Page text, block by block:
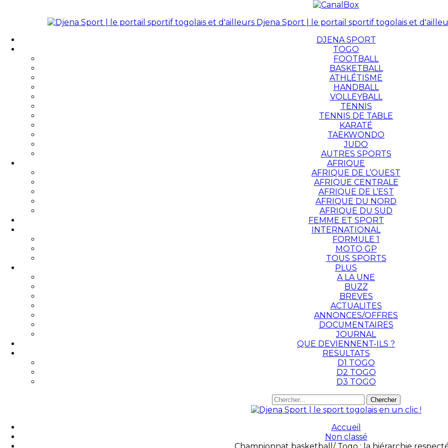
Djena Sport | le portail sportif togolais et
DJENA SPORT
TOGO
FOOTBALL
BASKETBALL
ATHLÉTISME
HANDBALL
VOLLEYBALL
TENNIS
TENNIS DE TABLE
KARATÉ
TAEKWONDO
JUDO
AUTRES SPORTS
AFRIQUE
AFRIQUE DE L’OUEST
AFRIQUE CENTRALE
AFRIQUE DE L’EST
AFRIQUE DU NORD
AFRIQUE DU SUD
FEMME ET SPORT
INTERNATIONAL
FORMULE 1
MOTO GP
TOUS SPORTS
PLUS
A LA UNE
BUZZ
BREVES
ACTUALITES
ANNONCES/OFFRES
DOCUMENTAIRES
JOURNAL
QUE DEVIENNENT-ILS ?
RESULTATS
D1 TOGO
D2 TOGO
D3 TOGO
Accueil
Non classé